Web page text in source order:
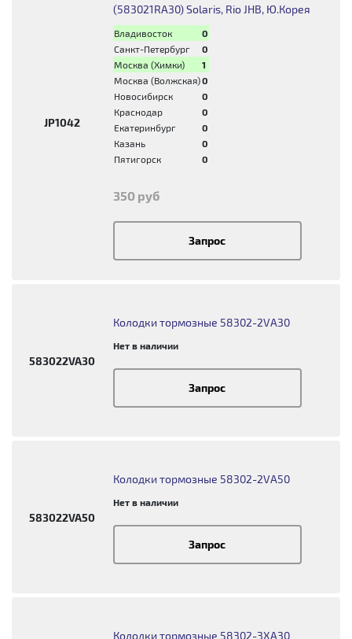
JP1042
(583021RA30) Solaris, Rio JHB, Ю.Корея
Владивосток
0
Санкт-Петербург
0
Москва (Химки)
1
Москва (Волжская)0
Новосибирск
0
Краснодар
0
Екатеринбург
0
Казань
0
Пятигорск
0
350 руб
Запрос
583022VA30
Колодки тормозные 58302-2VA30
Нет в наличии
Запрос
583022VA50
Колодки тормозные 58302-2VA50
Нет в наличии
Запрос
Колодки тормозные 58302-3XA30